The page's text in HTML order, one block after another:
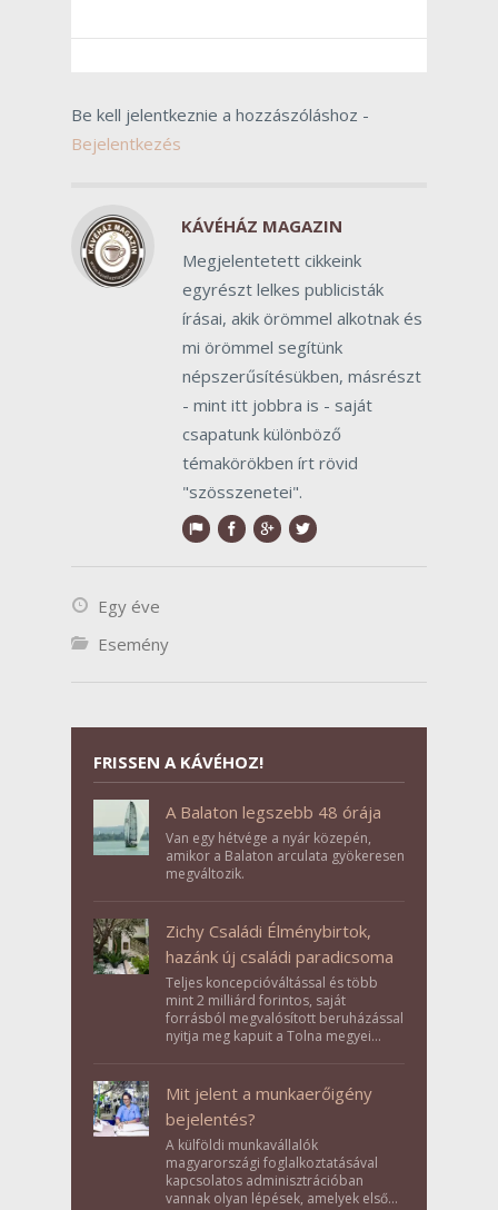
Be kell jelentkeznie a hozzászóláshoz -
Bejelentkezés
KÁVÉHÁZ MAGAZIN
Megjelentetett cikkeink
egyrészt lelkes publicisták
írásai, akik örömmel alkotnak és
mi örömmel segítünk
népszerűsítésükben, másrészt
- mint itt jobbra is - saját
csapatunk különböző
témakörökben írt rövid
"szösszenetei".
Egy éve
Esemény
FRISSEN A KÁVÉHOZ!
A Balaton legszebb 48 órája
Van egy hétvége a nyár közepén,
amikor a Balaton arculata gyökeresen
megváltozik.
Zichy Családi Élménybirtok,
hazánk új családi paradicsoma
Teljes koncepcióváltással és több
mint 2 milliárd forintos, saját
forrásból megvalósított beruházással
nyitja meg kapuit a Tolna megyei
Mit jelent a munkaerőigény
bejelentés?
A külföldi munkavállalók
magyarországi foglalkoztatásával
kapcsolatos adminisztrációban
vannak olyan lépések, amelyek első